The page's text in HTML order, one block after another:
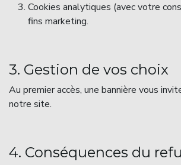
Cookies analytiques (avec votre
fins marketing.
3. Gestion de vos choix
Au premier accès, une bannière vous
notre site.
4. Conséquences du